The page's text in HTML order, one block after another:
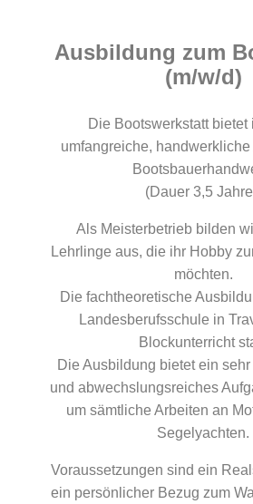
Ausbildung zum
(m/w/d)
Die Bootswerkstatt bietet
umfangreiche,
(Dauer 3,5
Als Meisterbetrieb bilden
Lehrlinge aus, die ihr Hobby
möchten.
Die fachtheoretische
Landesberufsschule in
Blockunterricht
Die Ausbildung bietet ein
und abwechslungsreiches
um sämtliche Arbeiten an
Segelyachten.
Voraussetzungen sind ein
ein persönlicher Bezug zum